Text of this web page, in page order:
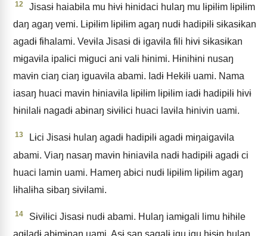
12
Jisasɨ haiabɨla mu hɨvɨ hɨnidaci hulaŋ mu lɨpɨlɨm lɨpɨlɨm
daŋ agaŋ vemi. Lɨpɨlɨm lɨpɨlɨm agaŋ nudɨ hadipɨlɨ sɨkasɨkan
agadɨ fɨhalami. Vevɨla Jisasɨ dɨ igavɨla fɨli hɨvɨ sɨkasɨkan
mɨgavɨla ipalɨci mɨguci ani valɨ hɨnimi. Hɨnihɨni nusaŋ
mavɨn ciaŋ ciaŋ iguavɨla abami. Iadɨ Hekɨlɨ uami. Nama
iasaŋ huaci mavɨn hɨniavɨla lɨpɨlɨm lɨpɨlɨm iadɨ hadipɨlɨ hɨvɨ
hɨnilalɨ nagadɨ abɨnaŋ sɨvɨlɨci huaci lavɨla hɨnivin uami.
13
Lɨci Jisasɨ hulaŋ agadɨ hadipɨlɨ agadɨ mɨŋaigavɨla
abami. Viaŋ nasaŋ mavɨn hɨniavɨla nadɨ hadipɨlɨ agadɨ ci
huaci lamin uami. Hameŋ abɨci nudɨ lɨpɨlɨm lɨpɨlɨm agaŋ
lɨhalɨha sɨbaŋ sɨvɨlami.
14
Sɨvɨlɨci Jisasɨ nudɨ abami. Hulaŋ iamɨgali limu hɨhɨle
agɨladɨ abɨmɨnaŋ uami. Asɨ saŋ sagalɨ igu igu hɨsɨŋ hulaŋ